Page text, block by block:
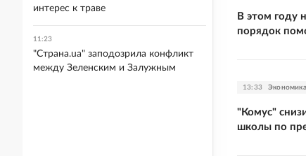
В этом году
порядок
13:33 Экономика
"Комус"
школы по
интерес к траве
11:23
"Страна.ua" заподозрила конфликт
между Зеленским и Залужным